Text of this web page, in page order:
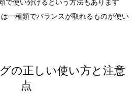
で使い分けるという方法もあります
一種類でバランスが取れるものが使い
の正しい使い方と注意
点